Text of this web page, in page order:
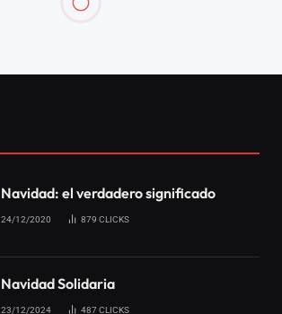
Navidad: el verdadero significado
24/12/2020 879 CLICKS
Navidad Solidaria
23/12/2024 487 CLICKS